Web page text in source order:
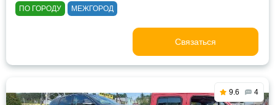
ПО ГОРОДУ МЕЖГОРОД
Связаться
9.6 4